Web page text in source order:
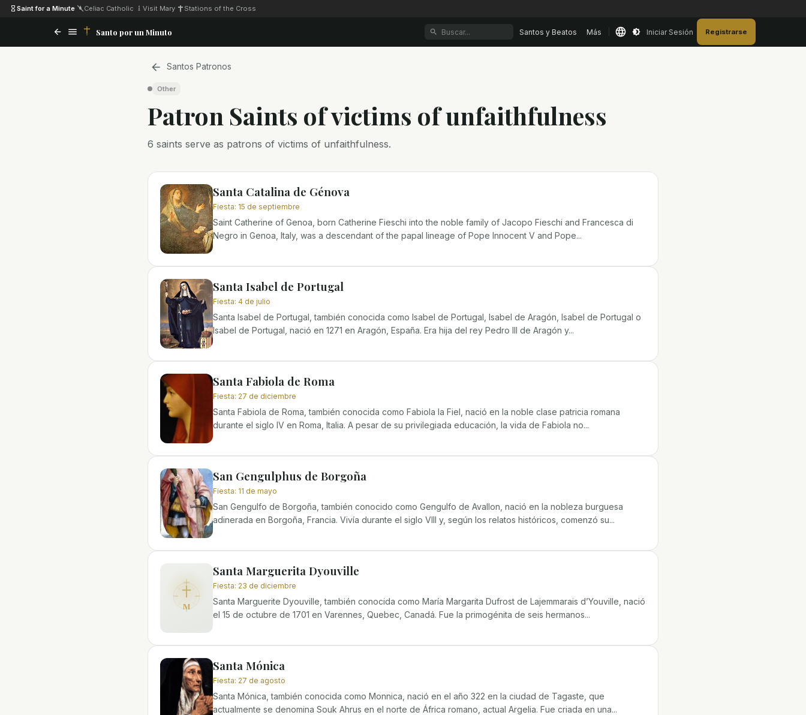
Saint for a Minute Celiac Catholic Visit Mary Stations of the Cross
Santo por un Minuto Santos y Beatos Más Iniciar Sesión Registrarse
Santos Patronos
Other
Patron Saints ofvictims of unfaithfulness
6 saints serve as patrons of victims of unfaithfulness.
Santa Catalina de Génova
Fiesta: 15 de septiembre
Saint Catherine of Genoa, born Catherine Fieschi into the noble family of Jacopo Fieschi and Francesca di
Negro in Genoa, Italy, was a descendant of the papal lineage of Pope Innocent V and Pope...
Santa Isabel de Portugal
Fiesta: 4 de julio
Santa Isabel de Portugal, también conocida como Isabel de Portugal, Isabel de Aragón, Isabel de Portugal o
Isabel de Portugal, nació en 1271 en Aragón, España. Era hija del rey Pedro III de Aragón y...
Santa Fabiola de Roma
Fiesta: 27 de diciembre
Santa Fabiola de Roma, también conocida como Fabiola la Fiel, nació en la noble clase patricia romana
durante el siglo IV en Roma, Italia. A pesar de su privilegiada educación, la vida de Fabiola no...
San Gengulphus de Borgoña
Fiesta: 11 de mayo
San Gengulfo de Borgoña, también conocido como Gengulfo de Avallon, nació en la nobleza burguesa
adinerada en Borgoña, Francia. Vivía durante el siglo VIII y, según los relatos históricos, comenzó su...
M
Santa Marguerita Dyouville
Fiesta: 23 de diciembre
Santa Marguerite Dyouville, también conocida como María Margarita Dufrost de Lajemmarais d’Youville, nació
el 15 de octubre de 1701 en Varennes, Quebec, Canadá. Fue la primogénita de seis hermanos...
Santa Mónica
Fiesta: 27 de agosto
Santa Mónica, también conocida como Monnica, nació en el año 322 en la ciudad de Tagaste, que
actualmente se denomina Souk Ahrus en el norte de África romano, actual Argelia. Fue criada en una...